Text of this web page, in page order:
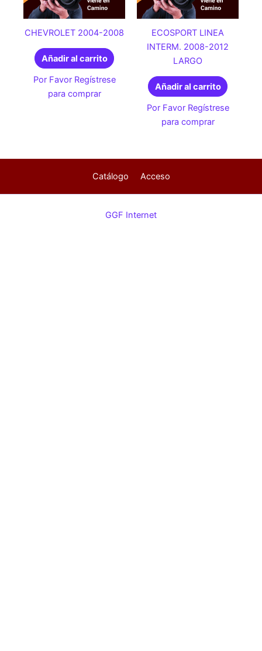
CHEVROLET 2004-2008
Añadir al carrito
Por Favor Regístrese
para comprar
ECOSPORT LINEA
INTERM. 2008-2012
LARGO
Añadir al carrito
Por Favor Regístrese
para comprar
Catálogo Acceso
GGF Internet